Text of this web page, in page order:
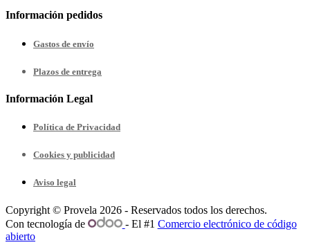
Información pedidos
Gastos de envío
Plazos de entrega
Información Legal
Política de Privacidad
Cookies y publicidad
Aviso legal
Copyright © Provela 2026 - Reservados todos los derechos.
Con tecnología de
- El #1 Comercio electrónico de código
abierto